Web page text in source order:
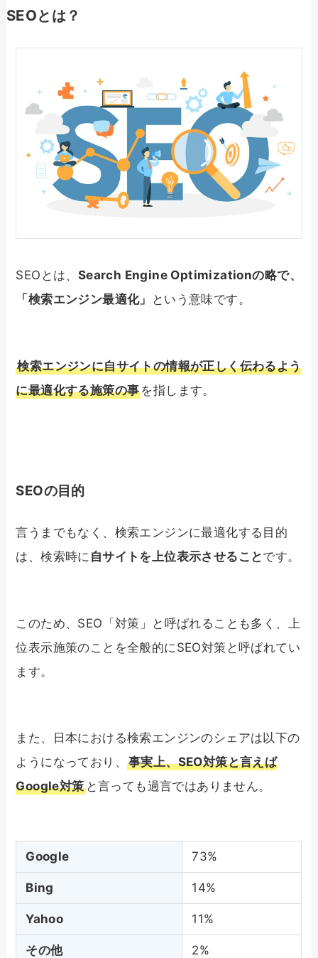
SEOとは？
SEOとは、 Search Engine Optimizationの略で、
「検索エンジン最適化」
という意味です。
検索エンジンに自サイトの情報が正しく伝わるよう
に最適化する施策の事を指します。
SEOの目的
言うまでもなく、検索エンジンに最適化する目的
は、検索時に 自サイトを上位表示させること です。
このため、SEO「対策」と呼ばれることも多く、上
位表示施策のことを全般的にSEO対策と呼ばれてい
ます。
また、日本における検索エンジンのシェアは以下の
ようになっており、事実上、SEO対策と言えば
Google対策と言っても過言ではありません。
Google 73%
Bing 14%
Yahoo 11%
その他 2%